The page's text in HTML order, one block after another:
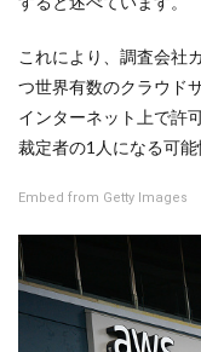
これにより、調査会社
つ世界有数のクラウド
インターネット上で許
裁定者の1人になる可能
Embed from Getty Images